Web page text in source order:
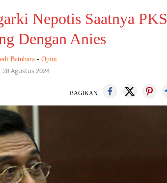
Nepotis Saatnya PKS
Dengan Anies
Batubara -Opini
28 Agustus 2024
BAGIKAN